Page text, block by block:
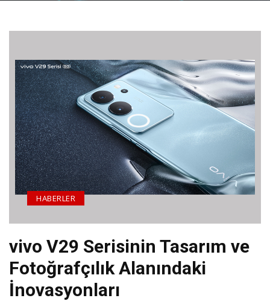
vivo V29 Serisinin Tasarım ve
Fotoğrafçılık Alanındaki
İnovasyonları
HABERLER